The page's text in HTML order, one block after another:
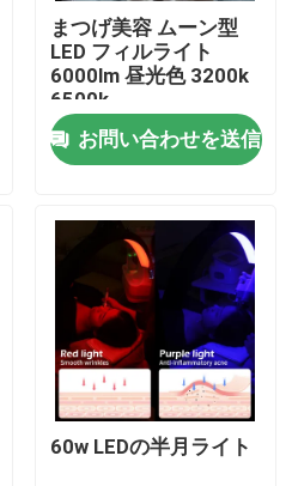
まつげ美容 ムーン型
LED フィルライト
6000lm 昼光色 3200k
6500k
お問い合わせを送信
60w LEDの半月ライト